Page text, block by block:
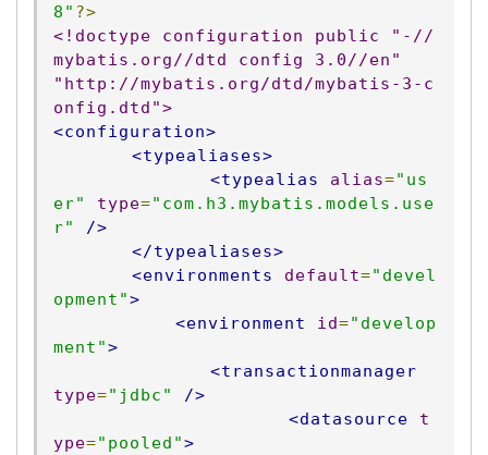
8" ?>
<!doctype configuration public "-//
mybatis.org//dtd config 3.0//en"
"http://mybatis.org/dtd/mybatis-3-c
onfig.dtd">
<configuration>
<typealiases>
<typealias
alias="us
er"
type="com.h3.mybatis.models.use
r"
/>
</typealiases>
<environments
default="devel
opment">
<environment
id="develop
ment">
<transactionmanager
type="jdbc"
/>
<datasource
t
ype="pooled">